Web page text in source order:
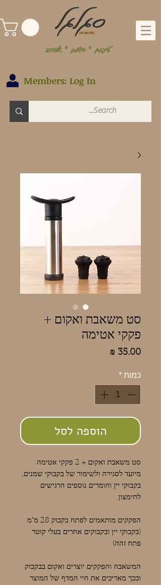
טיפוח * בישום * אווירה
Members: Log In
סט משאבת ואקום +
פקקי אטימה
כמות *
הוספה לסל
סט משאבת ואקום + 2 פקקי אטימה
מיועד לסגירה ולשימור של בקבוקי שמנים,
בקבוקי יין וחומרים נוספים הרגישים
לחימצון.
הפקקים מותאמים לפתח בקבוק 28 מ"מ
(בקבוקי יין ובקבוקים אחרים בעלי קוטר
פתח זהה)
המשאבה והפקקים יוצרים ואקום בבקבוק
ובכך מאריכים את חיי המדף של המוצר